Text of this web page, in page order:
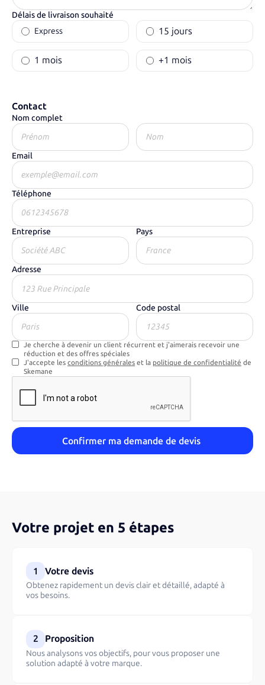
Délais de livraison souhaité
Express
15 jours
1 mois +1 mois
Contact
Nom complet
Email
Téléphone
Entreprise Pays
Adresse
Ville Code postal
Je cherche à devenir un client récurrent et j'aimerais recevoir une
réduction et des offres spéciales
J'accepte lesconditions générales et la politique de confidentialité de
Skemane
Votre projet en 5 étapes
1 Votre devis
Obtenez rapidement un devis clair et détaillé, adapté à
vos besoins.
2 Proposition
Nous analysons vos objectifs, pour vous proposer une
solution adapté à votre marque.